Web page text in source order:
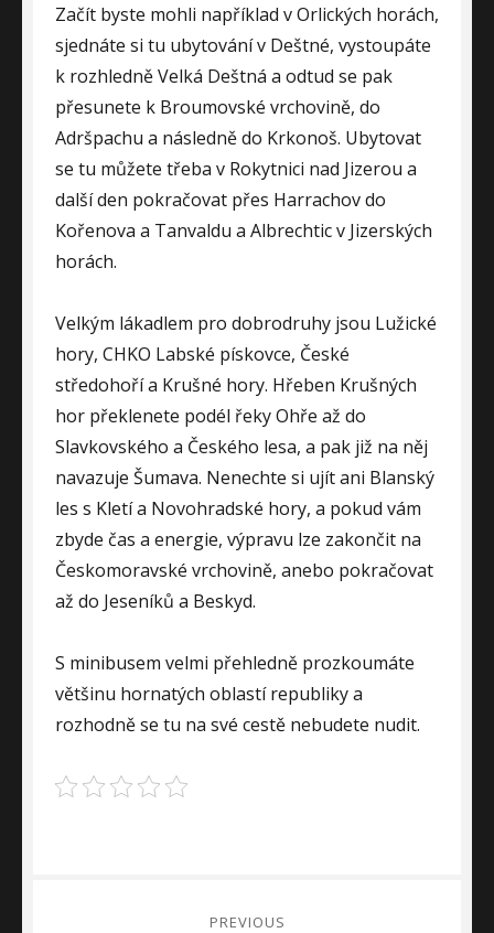
Začít byste mohli například v Orlických horách,
sjednáte si tu ubytování v Deštné, vystoupáte
k rozhledně Velká Deštná a odtud se pak
přesunete k Broumovské vrchovině, do
Adršpachu a následně do Krkonoš. Ubytovat
se tu můžete třeba v Rokytnici nad Jizerou a
další den pokračovat přes Harrachov do
Kořenova a Tanvaldu a Albrechtic v Jizerských
horách.
Velkým lákadlem pro dobrodruhy jsou Lužické
hory, CHKO Labské pískovce, České
středohoří a Krušné hory. Hřeben Krušných
hor překlenete podél řeky Ohře až do
Slavkovského a Českého lesa, a pak již na něj
navazuje Šumava. Nenechte si ujít ani Blanský
les s Kletí a Novohradské hory, a pokud vám
zbyde čas a energie, výpravu lze zakončit na
Českomoravské vrchovině, anebo pokračovat
až do Jeseníků a Beskyd.
S minibusem velmi přehledně prozkoumáte
většinu hornatých oblastí republiky a
rozhodně se tu na své cestě nebudete nudit.
PREVIOUS